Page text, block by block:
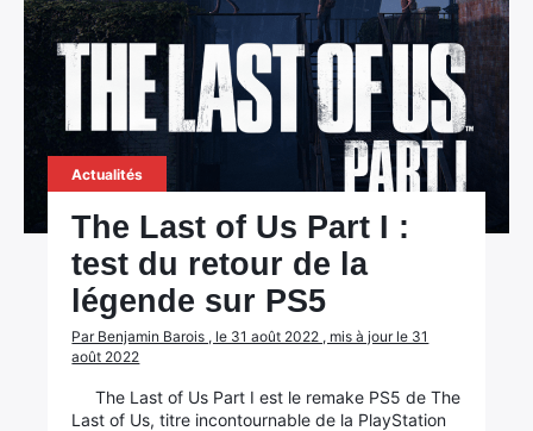
Actualités
The Last of Us Part I :
test du retour de la
légende sur PS5
Par Benjamin Barois , le 31 août 2022 , mis à jour le 31
août 2022
The Last of Us Part I est le remake PS5 de The
Last of Us, titre incontournable de la PlayStation